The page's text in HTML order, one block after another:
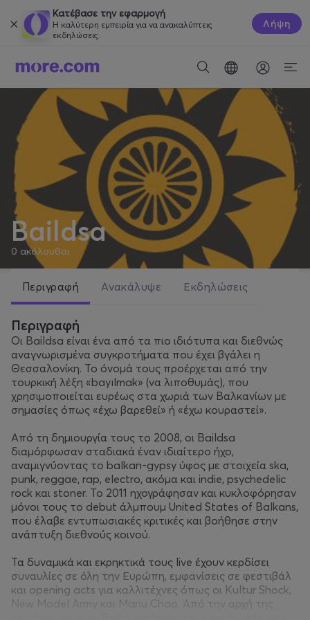
Κατέβασε την εφαρμογή
Η καλύτερη εμπειρία για να ανακαλύπτεις
εκδηλώσεις.
Λήψη
Baildsa
0 ακόλουθοι
Περιγραφή Ανακάλυψε Εκδηλώσεις
Περιγραφή
Οι Baildsa είναι ένα από τα πιο ιδιότυπα και διεθνώς
αναγνωρισμένα συγκροτήματα που έχει βγάλει η
Θεσσαλονίκη. Το όνομά τους προέρχεται από την
τουρκική λέξη «bayılmak» (να λιποθυμάς), που
χρησιμοποιείται ευρέως στα χωριά των Βαλκανίων με
σημασίες όπως «έχω βαρεθεί» ή «έχω κουραστεί».
Από τη δημιουργία τους το 2008, οι Baildsa
διαμόρφωσαν σταδιακά έναν ιδιαίτερο ήχο,
αναμιγνύοντας το balkan-gypsy ύφος με στοιχεία ska,
punk, reggae, rap, electro, ακόμα και indie, psychedelic
rock και stoner. Το 2011 ηχογράφησαν και κυκλοφόρησαν
μόνοι τους το debut άλμπουμ United States of Balkans,
που έλαβε εντυπωσιακές κριτικές και βοήθησε στην
ανάπτυξη διεθνούς κοινού.
Τα δυναμικά και εκρηκτικά τους live έχουν κερδίσει
συναυλίες σε όλη την Ευρώπη, εμφανίσεις σε φεστιβάλ
και opening acts για καλλιτέχνες όπως οι Kultur Shock,
New Model Army και Manu Chao. Από την αρχή της